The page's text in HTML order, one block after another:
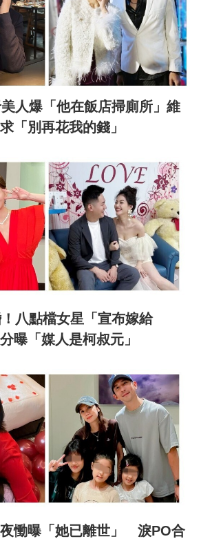
人爆「他在飯店掃廁所」維
「別再花我的錢」
八點檔女星「宣布嫁給
曝「媒人是柯叔元」
慟曝「她已離世」 淚PO合